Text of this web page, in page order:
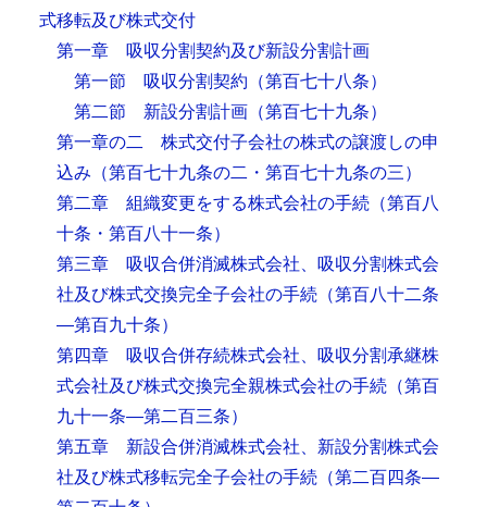
式移転及び株式交付
第一章 吸収分割契約及び新設分割計画
第一節 吸収分割契約 （第百七十八条）
第二節 新設分割計画 （第百七十九条）
第一章の二 株式交付子会社の株式の譲渡しの申
込み （第百七十九条の二・第百七十九条の三）
第二章 組織変更をする株式会社の手続 （第百八
十条・第百八十一条）
第三章 吸収合併消滅株式会社、吸収分割株式会
社及び株式交換完全子会社の手続 （第百八十二条
―第百九十条）
第四章 吸収合併存続株式会社、吸収分割承継株
式会社及び株式交換完全親株式会社の手続 （第百
九十一条―第二百三条）
第五章 新設合併消滅株式会社、新設分割株式会
社及び株式移転完全子会社の手続 （第二百四条―